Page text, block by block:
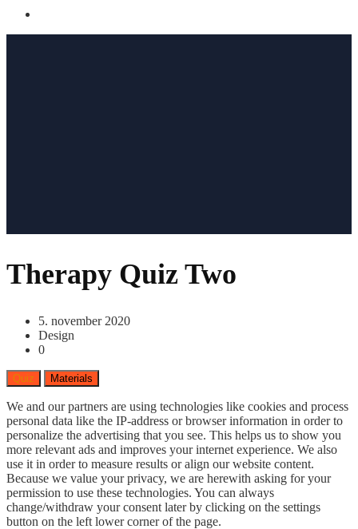
Therapy Quiz Two
5. november 2020
Design
0
Quiz Materials
We and our partners are using technologies like cookies and process
personal data like the IP-address or browser information in order to
personalize the advertising that you see. This helps us to show you
more relevant ads and improves your internet experience. We also
use it in order to measure results or align our website content.
Because we value your privacy, we are herewith asking for your
permission to use these technologies. You can always
change/withdraw your consent later by clicking on the settings
button on the left lower corner of the page.